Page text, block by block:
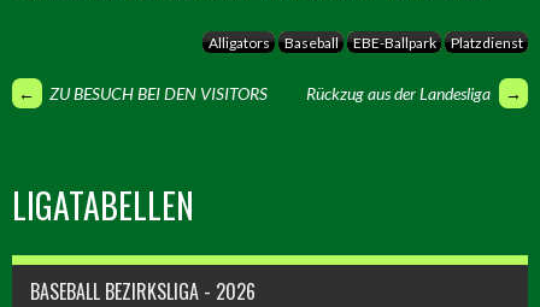
Alligators Baseball EBE-Ballpark Platzdienst
ARTIKEL-
← ZU BESUCH BEI DEN VISITORS Rückzug aus der Landesliga →
LIGATABELLEN
BASEBALL BEZIRKSLIGA - 2026